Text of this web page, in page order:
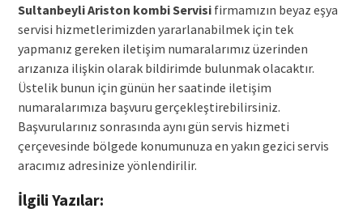
Sultanbeyli Ariston kombi Servisifirmamızın beyaz eşya
servisi hizmetlerimizden yararlanabilmek için tek
yapmanız gereken iletişim numaralarımız üzerinden
arızanıza ilişkin olarak bildirimde bulunmak olacaktır.
Üstelik bunun için günün her saatinde iletişim
numaralarımıza başvuru gerçekleştirebilirsiniz.
Başvurularınız sonrasında aynı gün servis hizmeti
çerçevesinde bölgede konumunuza en yakın gezici servis
aracımız adresinize yönlendirilir.
İlgili Yazılar: